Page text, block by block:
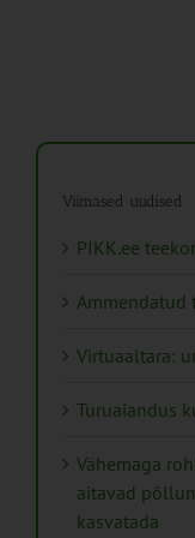
Viimased uudised
PIKK.ee
Ammendatud
Virtuaaltara:
Turuaiandus
Vähemaga
aitavad
kasvatada